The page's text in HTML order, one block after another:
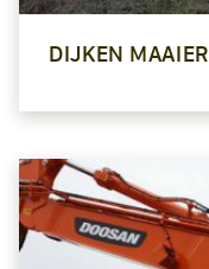
DIJKEN MAAIER